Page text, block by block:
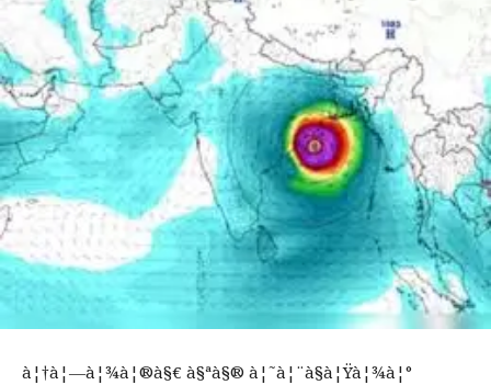
à¦†à¦—à¦¾à¦®à§€ à§ªà§® à¦˜à¦¨à§à¦Ÿà¦¾à¦°